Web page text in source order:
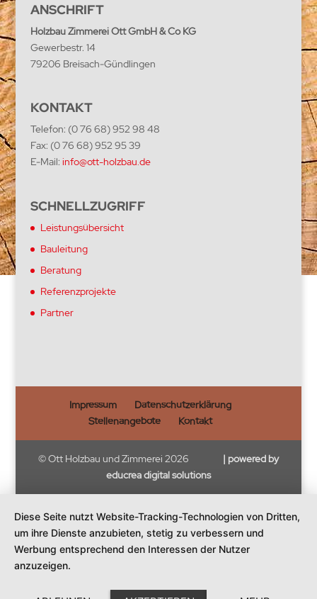
ANSCHRIFT
Holzbau Zimmerei Ott GmbH & Co KG
Gewerbestr. 14
79206 Breisach-Gündlingen
KONTAKT
Telefon: (0 76 68) 952 98 48
Fax: (0 76 68) 952 95 39
E-Mail: info@ott-holzbau.de
SCHNELLZUGRIFF
Leistungsübersicht
Bauleitung
Beratung
Referenzprojekte
Partner
Impressum
Datenschutzerklärung
Stellenangebote
Kontakt
© Ott Holzbau und Zimmerei 2026
| powered by
educrea digital solutions
Diese Seite nutzt Website-Tracking-Technologien von Dritten,
um ihre Dienste anzubieten, stetig zu verbessern und
Werbung entsprechend den Interessen der Nutzer
anzuzeigen.